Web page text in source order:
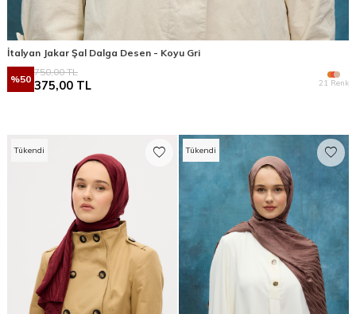
İtalyan Jakar Şal Dalga Desen - Koyu Gri
%50
750,00TL
375,00 TL 21 Renk
Tükendi Tükendi